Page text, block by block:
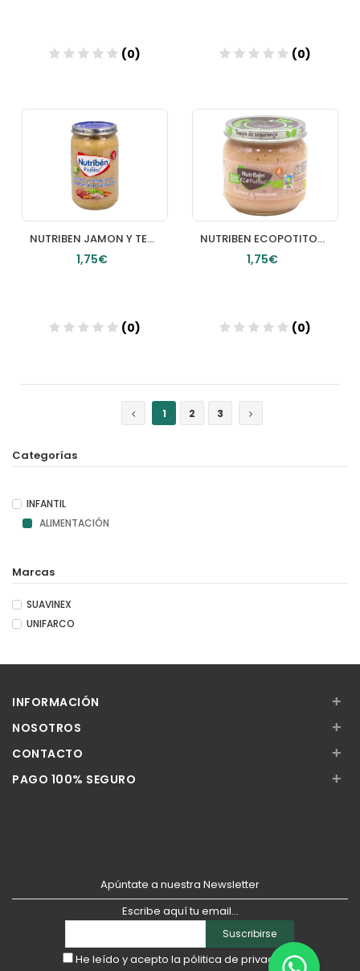
(0)
Añadir
(0)
Añadir
NUTRIBEN JAMON Y TERNERA CON MENESTRA DE VERDURAS 1 POTITO 235 G
1,75€
(0)
NUTRIBEN ECOPOTITOS PLATANO MANZANA 1 ENVASE 120 G
1,75€
(0)
1
2 3
Categorías
INFANTIL
ALIMENTACIÓN
Marcas
SUAVINEX
UNIFARCO
INFORMACIÓN +
NOSOTROS +
CONTACTO +
PAGO 100% SEGURO +
Apúntate a nuestra Newsletter
Escribe aquí tu email...
Suscribirse
He leído y acepto la pólitica de privacidad